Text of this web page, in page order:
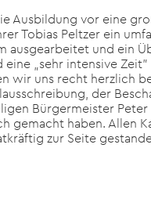
Ausbildung vor eine
Tobias Peltzer ein
ausgearbeitet und ein
„sehr intensive
wir uns recht herzlich
der
Bürgermeister
gemacht haben. Allen
zur Seite